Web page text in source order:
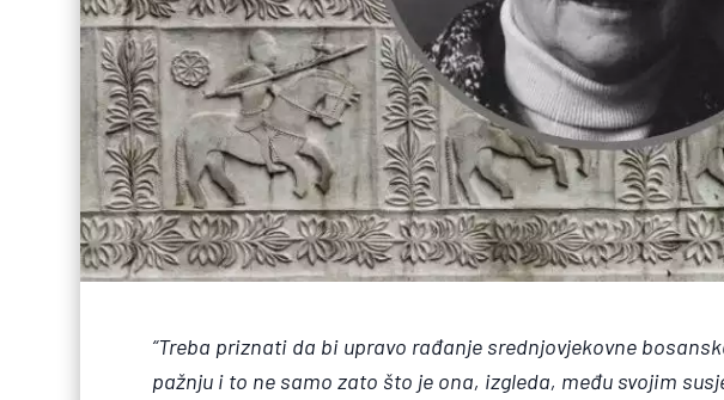
“Treba priznati da bi upravo rađanje srednjovjekovne
pažnju i to ne samo zato što je ona, izgleda, među svojim